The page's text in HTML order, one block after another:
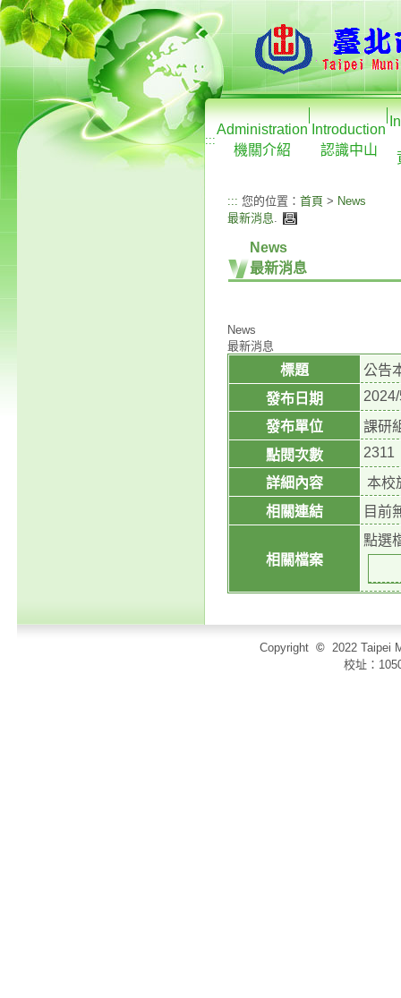
:::
Administration
機關介紹
Introduction
認識中山
::: 您的位置： 首頁 > News
最新消息.
News
最新消息
News
最新消息
標題
公告
發布日期
發布單位
課研
點閱次數
2311
詳細內容
本校
相關連結
目前
相關檔案
點選
Copyright © 2022 Taipei
校址：